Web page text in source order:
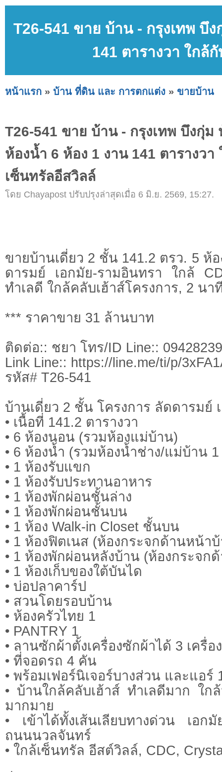
T26-541 ขาย บ้าน - กรุงเทพ บึ
141 ตารางวา ใกล้
หน้าแรก » บ้าน ที่ดิน และ การตกแต่ง » ขายบ้าน
T26-541 ขาย บ้าน - กรุงเทพ บึงกุ่ม
ห้องน้ำ 6 ห้อง 1 งาน 141 ตารางวา
เซ็นทรัลอีสวิลล์
โดย Chayapost ปรับปรุงล่าสุดเมื่อ 6 มิ.ย. 2569, 15:27.
ขายบ้านเดี่ยว 2 ชั้น 141.2 ตรว. 5 ห้
ดารมย์ เอกมัย-รามอินทรา ใกล้
ทำเลดี ใกล้คลับเฮ้าส์โครงการ, 2 นา
*** ราคาขาย 31 ล้านบาท
ติดต่อ:: ชยา โทร/ID Line::
Link Line:: https://line.me/ti/p/
รหัส# T26-541
บ้านเดี่ยว 2 ชั้น โครงการ ลัดดารมย์
• เนื้อที่ 141.2 ตารางวา
• 6 ห้องนอน (รวมห้องแม่บ้าน)
• 6 ห้องน้ำ (รวมห้องน้ำช่าง/แม่บ้าน 1
• 1 ห้องรับแขก
• 1 ห้องรับประทานอาหาร
• 1 ห้องพักผ่อนชั้นล่าง
• 1 ห้องพักผ่อนชั้นบน
• 1 ห้อง Walk-in Closet ชั้นบน
• 1 ห้องฟิตเนส (ห้องกระจกด้านหน้า
• 1 ห้องพักผ่อนหลังบ้าน (ห้องกระจก
• 1 ห้องเก็บของใต้บันได
• บ่อปลาคาร์ป
• สวนโดยรอบบ้าน
• ห้องครัวไทย 1
• PANTRY 1
• ลานซักผ้าตั้งเครื่องซักผ้าได้ 3 เครื่อง
• ที่จอดรถ 4 คัน
• พร้อมเฟอร์นิเจอร์บางส่วน และแอร์
• บ้านใกล้คลับเฮ้าส์ ทำเลดีมาก ใก
มากมาย
• เข้าได้ทั้งเส้นเลียบทางด่วน เอก
ถนนนวลจันทร์
• ใกล้เซ็นทรัล อีสต์วิลล์, CDC,